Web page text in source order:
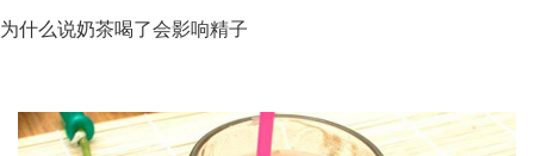
为什么说奶茶喝了会影响精子